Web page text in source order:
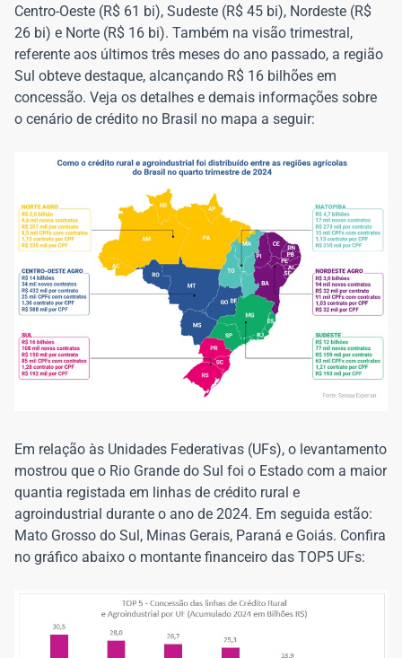
Centro-Oeste (R$ 61 bi), Sudeste (R$ 45 bi), Nordeste (R$
26 bi) e Norte (R$ 16 bi). Também na visão trimestral,
referente aos últimos três meses do ano passado, a região
Sul obteve destaque, alcançando R$ 16 bilhões em
concessão. Veja os detalhes e demais informações sobre
o cenário de crédito no Brasil no mapa a seguir:
Em relação às Unidades Federativas (UFs), o levantamento
mostrou que o Rio Grande do Sul foi o Estado com a maior
quantia registada em linhas de crédito rural e
agroindustrial durante o ano de 2024. Em seguida estão:
Mato Grosso do Sul, Minas Gerais, Paraná e Goiás. Confira
no gráfico abaixo o montante financeiro das TOP5 UFs: